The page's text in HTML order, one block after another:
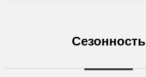
Сезонность